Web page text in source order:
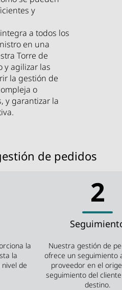
y
a todos los
en una
Torre de
y agilizar las
la gestión de
o
y garantizar la
de pedidos
la
la
de
2
Nuestra gestión de
ofrece un seguimiento
proveedor en el
seguimiento del
destino.